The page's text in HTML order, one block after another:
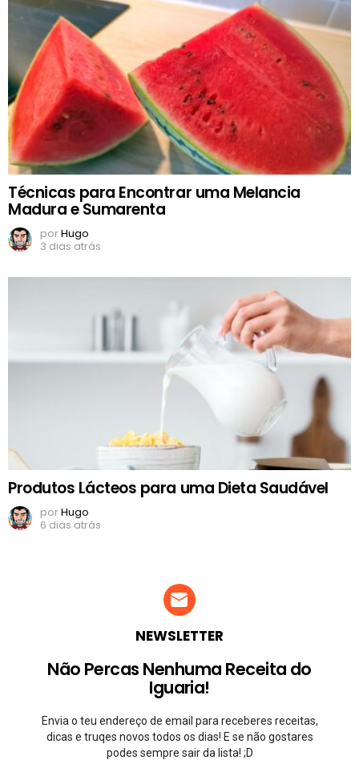
Técnicas para Encontrar uma Melancia
Madura e Sumarenta
porHugo
3 dias atrás
Produtos Lácteos para uma Dieta Saudável
porHugo
6 dias atrás
NEWSLETTER
Não Percas Nenhuma Receita do
Iguaria!
Envia o teu endereço de email para receberes receitas,
dicas e truqes novos todos os dias! E se não gostares
podes sempre sair da lista! ;D